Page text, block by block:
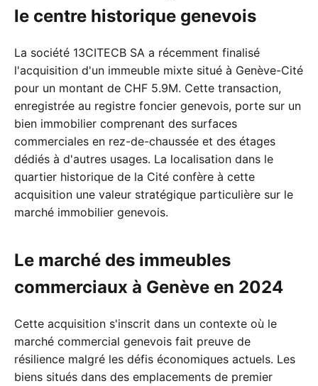
le centre historique genevois
La société 13CITECB SA a récemment finalisé
l'acquisition d'un immeuble mixte situé à Genève-Cité
pour un montant de CHF 5.9M. Cette transaction,
enregistrée au registre foncier genevois, porte sur un
bien immobilier comprenant des surfaces
commerciales en rez-de-chaussée et des étages
dédiés à d'autres usages. La localisation dans le
quartier historique de la Cité confère à cette
acquisition une valeur stratégique particulière sur le
marché immobilier genevois.
Le marché des immeubles
commerciaux à Genève en 2024
Cette acquisition s'inscrit dans un contexte où le
marché commercial genevois fait preuve de
résilience malgré les défis économiques actuels. Les
biens situés dans des emplacements de premier